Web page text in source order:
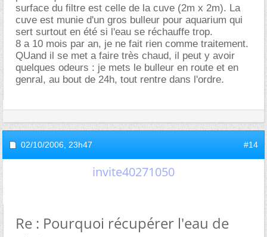
surface du filtre est celle de la cuve (2m x 2m). La
cuve est munie d'un gros bulleur pour aquarium qui
sert surtout en été si l'eau se réchauffe trop.
8 a 10 mois par an, je ne fait rien comme traitement.
QUand il se met a faire très chaud, il peut y avoir
quelques odeurs : je mets le bulleur en route et en
genral, au bout de 24h, tout rentre dans l'ordre.
02/10/2006, 23h47 #14
invite40271050
Re : Pourquoi récupérer l'eau de